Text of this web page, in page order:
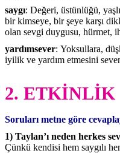
saygı: Değeri, üstünlüğü,
bir kimseye, bir şeye karşı
olan sevgi duygusu, hürmet,
yardımsever: Yoksullara,
iyilik ve yardım etmesini
2. ETKİNLİK
Soruları metne göre
1) Taylan’ı neden herkes
Çünkü kendisi hem saygılı